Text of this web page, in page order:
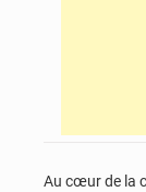
Au cœur de la